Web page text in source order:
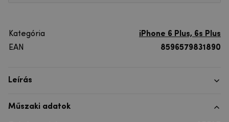
Kategória
iPhone 6 Plus, 6s Plus
EAN
8596579831890
Leírás
Műszaki adatok